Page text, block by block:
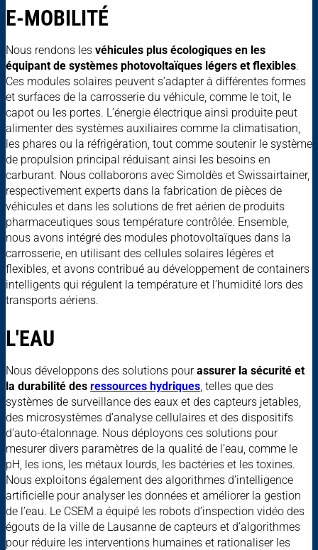
E-MOBILITÉ
Nous rendons les véhicules plus écologiques en les
équipant de systèmes photovoltaïques légers et flexibles.
Ces modules solaires peuvent s’adapter à différentes formes
et surfaces de la carrosserie du véhicule, comme le toit, le
capot ou les portes. L’énergie électrique ainsi produite peut
alimenter des systèmes auxiliaires comme la climatisation,
les phares ou la réfrigération, tout comme soutenir le système
de propulsion principal réduisant ainsi les besoins en
carburant. Nous collaborons avec Simoldès et Swissairtainer,
respectivement experts dans la fabrication de pièces de
véhicules et dans les solutions de fret aérien de produits
pharmaceutiques sous température contrôlée. Ensemble,
nous avons intégré des modules photovoltaïques dans la
carrosserie, en utilisant des cellules solaires légères et
flexibles, et avons contribué au développement de containers
intelligents qui régulent la température et l’humidité lors des
transports aériens.
L'EAU
Nous développons des solutions pourassurer la sécurité et
la durabilité des ressources hydriques, telles que des
systèmes de surveillance des eaux et des capteurs jetables,
des microsystèmes d’analyse cellulaires et des dispositifs
d’auto-étalonnage. Nous déployons ces solutions pour
mesurer divers paramètres de la qualité de l’eau, comme le
pH, les ions, les métaux lourds, les bactéries et les toxines.
Nous exploitons également des algorithmes d’intelligence
artificielle pour analyser les données et améliorer la gestion
de l’eau. Le CSEM a équipé les robots d’inspection vidéo des
égouts de la ville de Lausanne de capteurs et d’algorithmes
pour réduire les interventions humaines et rationaliser les